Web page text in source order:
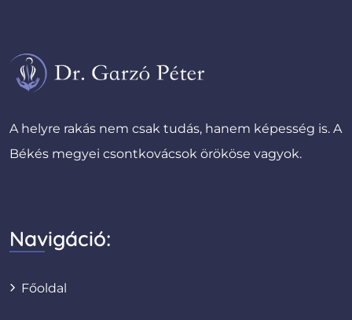
A helyre rakás nem csak tudás, hanem képesség is. A
Békés megyei csontkovácsok örököse vagyok.
Navigáció:
Főoldal